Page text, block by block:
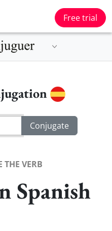
Free trial
THE VERB
Spanish